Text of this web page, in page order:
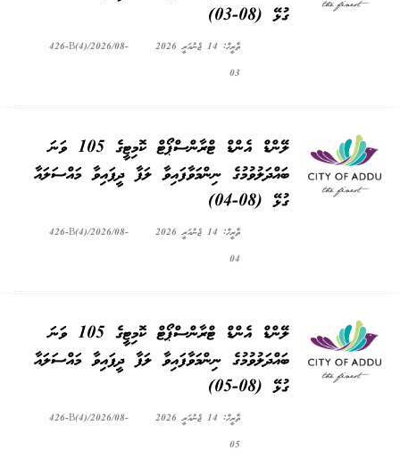
ގުޅޭ (08-03)
ތާރީޚް: 14 ޖެނުއަރީ 2026
426-B(4)/2026/08-
03
ލޭންޑް އެންޑް ޓްރާންސްޕޯޓް ކޮމިޓީގެ 105 ވަނަ
ބައްދަލުވުމުގެ ނިންމަވާފައިވާ ލަފާ ދީފައިވާ މައްސަލައާ
ގުޅޭ (08-04)
ތާރީޚް: 14 ޖެނުއަރީ 2026
426-B(4)/2026/08-
04
ލޭންޑް އެންޑް ޓްރާންސްޕޯޓް ކޮމިޓީގެ 105 ވަނަ
ބައްދަލުވުމުގެ ނިންމަވާފައިވާ ލަފާ ދީފައިވާ މައްސަލައާ
ގުޅޭ (08-05)
ތާރީޚް: 14 ޖެނުއަރީ 2026
426-B(4)/2026/08-
05